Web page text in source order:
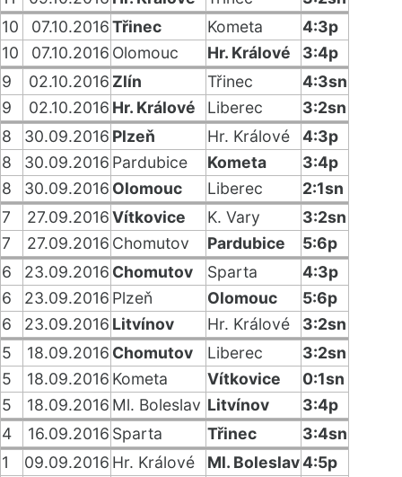
10
07.10.2016Třinec Kometa
4:3p
10
07.10.2016 Olomouc Hr. Králové
3:4p
9
02.10.2016 Zlín Třinec
4:3sn
9
02.10.2016 Hr. Králové Liberec
3:2sn
8
30.09.2016 Plzeň Hr. Králové
4:3p
8
30.09.2016 Pardubice Kometa
3:4p
8
30.09.2016 Olomouc Liberec
2:1sn
7
27.09.2016Vítkovice K. Vary
3:2sn
7
27.09.2016 Chomutov Pardubice
5:6p
6
23.09.2016 Chomutov Sparta
4:3p
6
23.09.2016 Plzeň Olomouc
5:6p
6
23.09.2016 Litvínov Hr. Králové
3:2sn
5
18.09.2016 Chomutov Liberec
3:2sn
5
18.09.2016 Kometa Vítkovice
0:1sn
5
18.09.2016 Ml. Boleslav Litvínov
3:4p
4
16.09.2016 Sparta Třinec
3:4sn
1
09.09.2016 Hr. Králové Ml. Boleslav4:5p